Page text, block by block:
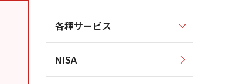
各種サービス
NISA